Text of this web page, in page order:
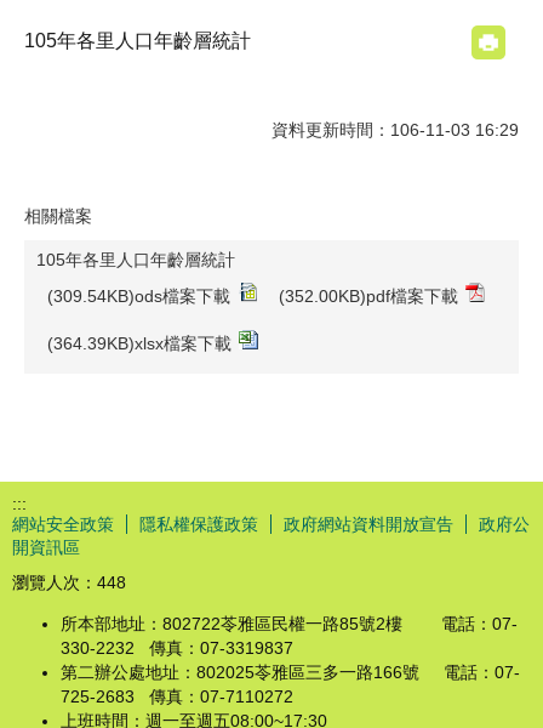
105年各里人口年齡層統計
資料更新時間：106-11-03 16:29
相關檔案
105年各里人口年齡層統計
(309.54KB)ods檔案下載
(352.00KB)pdf檔案下載
(364.39KB)xlsx檔案下載
:::
網站安全政策
隱私權保護政策 政府網站資料開放宣告
政府公
開資訊區
瀏覽人次： 448
所本部地址：802722苓雅區民權一路85號2樓 電話：07-
330-2232 傳真：07-3319837
第二辦公處地址：802025苓雅區三多一路166號 電話：07-
725-2683 傳真：07-7110272
上班時間：週一至週五08:00~17:30